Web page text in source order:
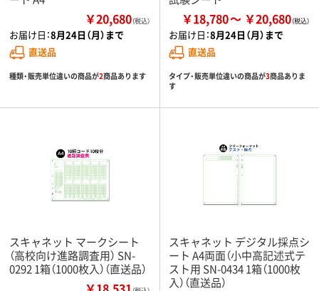
￥20,680（税込）
お届け日：8月24日（月）まで
直送品
種類・販売単位違いの商品が2商品あります
￥18,780 ￥20,680
お届け日：8月24日（月）まで
直送品
タイプ・販売単位違いの商品が3商品ありま
す
スキャネット マークシート
（高校向け進路調査用） SN-
0292 1箱（1000枚入）（直送品）
スキャネット デジタル採点シ
ート A4両面（小中高記述式テ
スト用 SN-0434 1箱（1000枚
入）（直送品）